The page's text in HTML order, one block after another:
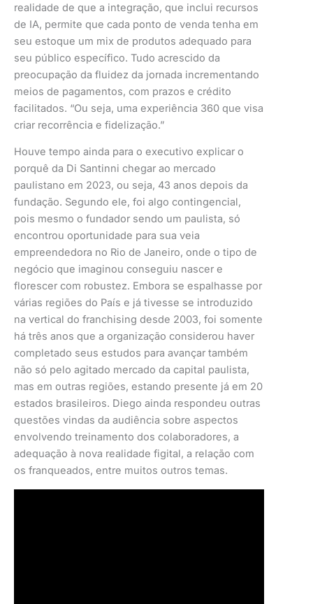
realidade de que a integração, que inclui recursos
de IA, permite que cada ponto de venda tenha em
seu estoque um mix de produtos adequado para
seu público específico. Tudo acrescido da
preocupação da fluidez da jornada incrementando
meios de pagamentos, com prazos e crédito
facilitados. “Ou seja, uma experiência 360 que visa
criar recorrência e fidelização.”
Houve tempo ainda para o executivo explicar o
porquê da Di Santinni chegar ao mercado
paulistano em 2023, ou seja, 43 anos depois da
fundação. Segundo ele, foi algo contingencial,
pois mesmo o fundador sendo um paulista, só
encontrou oportunidade para sua veia
empreendedora no Rio de Janeiro, onde o tipo de
negócio que imaginou conseguiu nascer e
florescer com robustez. Embora se espalhasse por
várias regiões do País e já tivesse se introduzido
na vertical do franchising desde 2003, foi somente
há três anos que a organização considerou haver
completado seus estudos para avançar também
não só pelo agitado mercado da capital paulista,
mas em outras regiões, estando presente já em 20
estados brasileiros. Diego ainda respondeu outras
questões vindas da audiência sobre aspectos
envolvendo treinamento dos colaboradores, a
adequação à nova realidade figital, a relação com
os franqueados, entre muitos outros temas.